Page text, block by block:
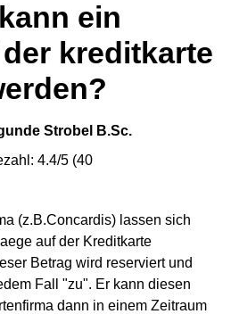
ein
kreditkarte
Strobel B.Sc.
4.4/5 (40
(z.B.Concardis) lassen sich
auf der Kreditkarte
Betrag wird reserviert und
Fall "zu". Er kann diesen
dann in einem Zeitraum